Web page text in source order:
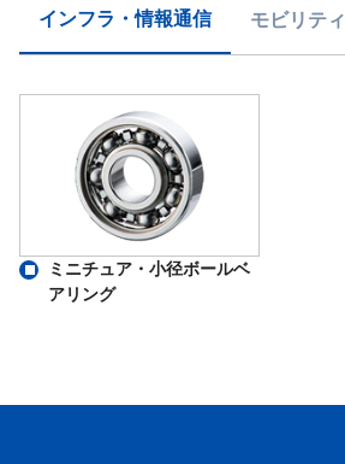
インフラ・情報通信 モビリティ
ミニチュア・小径ボールベ
アリング